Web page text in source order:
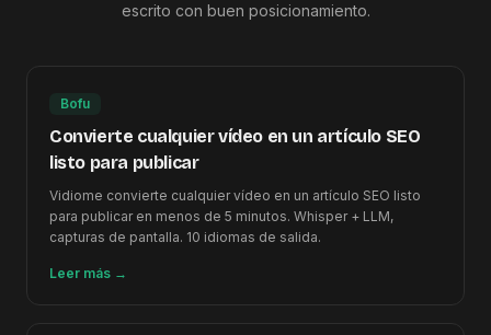
escrito con buen posicionamiento.
Bofu
Convierte cualquier vídeo en un artículo SEO
listo para publicar
Vidiome convierte cualquier vídeo en un artículo SEO listo
para publicar en menos de 5 minutos. Whisper + LLM,
capturas de pantalla. 10 idiomas de salida.
Leer más →